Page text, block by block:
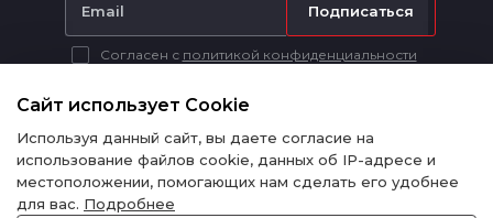
Подписаться
Согласен с политикой конфиденциальности
информационный характер и ни при каких условиях не является
публичной офертой в соответствии с п. 2 ст. 437 ГК РФ.
Сайт использует Cookie
Используя данный сайт, вы даете согласие на
использование файлов cookie, данных об IP-адресе и
местоположении, помогающих нам сделать его удобнее
для вас. Подробнее